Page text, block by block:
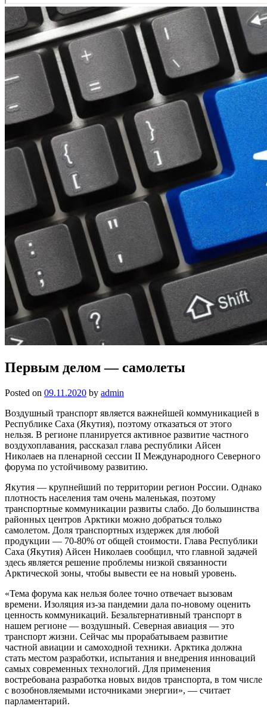
Первым делом — самолеты
Posted on 09.11.2020 by admin
Воздушный транспорт является важнейшей коммуникацией в
Республике Саха (Якутия), поэтому отказаться от этого
нельзя. В регионе планируется активное развитие частного
воздухоплавания, рассказал глава республики Айсен
Николаев на пленарной сессии II Международного Северного
форума по устойчивому развитию.
Якутия — крупнейший по территории регион России. Однако
плотность населения там очень маленькая, поэтому
транспортные коммуникации развиты слабо. До большинства
районных центров Арктики можно добраться только
самолетом. Доля транспортных издержек для любой
продукции — 70-80% от общей стоимости. Глава Республики
Саха (Якутия) Айсен Николаев сообщил, что главной задачей
здесь является решение проблемы низкой связанности
Арктической зоны, чтобы вывести ее на новый уровень.
«Тема форума как нельзя более точно отвечает вызовам
времени. Изоляция из-за пандемии дала по-новому оценить
ценность коммуникаций. Безальтернативный транспорт в
нашем регионе — воздушный. Северная авиация — это
транспорт жизни. Сейчас мы прорабатываем развитие
частной авиации и самоходной техники. Арктика должна
стать местом разработки, испытания и внедрения инноваций
самых современных технологий. Для применения
востребована разработка новых видов транспорта, в том числе
с возобновляемыми источниками энергии», — считает
парламентарий.